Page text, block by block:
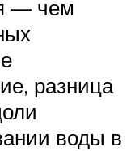
— чем
разница
воды в